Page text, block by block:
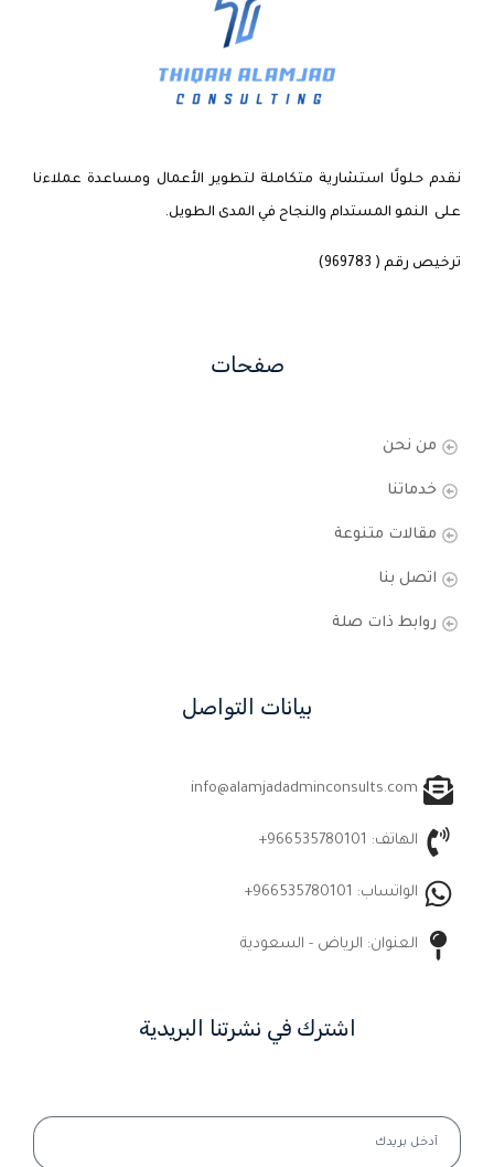
نقدم حلولًا استشارية متكاملة لتطوير الأعمال ومساعدة عملاءنا
على النمو المستدام والنجاح في المدى الطويل.
ترخيص رقم ( 969783)
صفحات
من نحن
خدماتنا
مقالات متنوعة
اتصل بنا
روابط ذات صلة
بيانات التواصل
info@alamjadadminconsults.com
الهاتف: 966535780101+
الواتساب: 966535780101+
العنوان: الرياض - السعودية
اشترك في نشرتنا البريدية